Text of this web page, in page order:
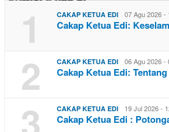
1 CAKAP KETUA EDI 07 Agu 2026 -
Cakap Ketua Edi:
2 CAKAP KETUA EDI 06 Agu 2026 -
Cakap Ketua Edi:
3 CAKAP KETUA EDI 19 Jul 2026 -
Cakap Ketua Edi :